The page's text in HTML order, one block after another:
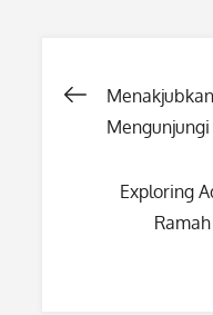
Post
Mengunjungi
Exploring